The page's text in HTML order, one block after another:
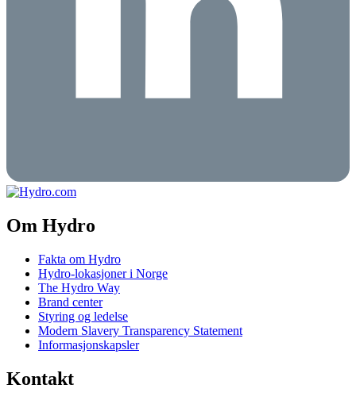
Om Hydro
Fakta om Hydro
Hydro-lokasjoner i Norge
The Hydro Way
Brand center
Styring og ledelse
Modern Slavery Transparency Statement
Informasjonskapsler
Kontakt